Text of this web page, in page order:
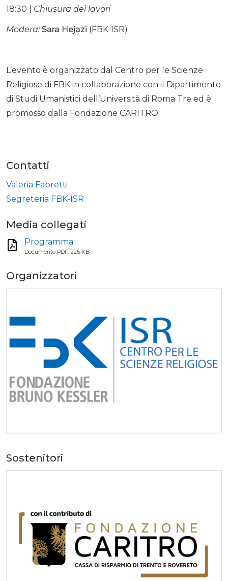
18:30 | Chiusura dei lavori
Modera: Sara Hejazi (FBK-ISR)
L’evento è organizzato dal Centro per le Scienze
Religiose di FBK in collaborazione con il Dipartimento
di Studi Umanistici dell’Università di Roma Tre ed è
promosso dalla Fondazione CARITRO.
Contatti
Valeria Fabretti
Segreteria FBK-ISR
Media collegati
Programma
Documento PDF, 225 KB
Organizzatori
Sostenitori